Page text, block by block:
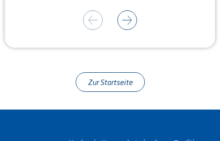
Zur Startseite